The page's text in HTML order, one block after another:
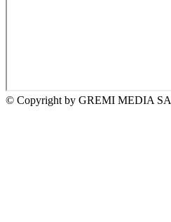
© Copyright by GREMI MEDIA SA